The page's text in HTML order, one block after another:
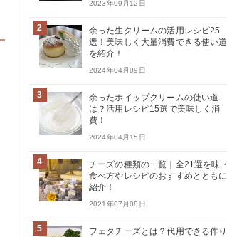
2023年09月12日
2
余った生クリームの活用レシピ25
選！美味しく大量消費できる使い道
を紹介！
2024年04月09日
3
余ったホイップクリームの使い道
は？活用レシピ15選で美味しく消
費！
2024年04月15日
4
チーズの種類の一覧｜全21選を味・
食べ方やレシピのおすすめとともに
紹介！
2021年07月08日
5
フェタチーズとは？代用できる作り